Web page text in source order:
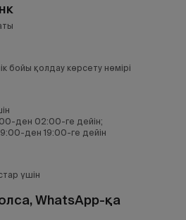
бойы қолдау көрсету нөмірі
ден 02:00-ге дейін;
ден 19:00-ге дейін
үшін
WhatsApp-қа